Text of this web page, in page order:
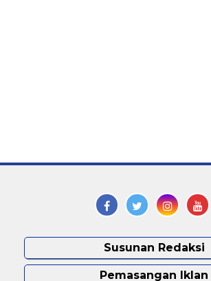
Susunan Redaksi
Pemasangan Iklan